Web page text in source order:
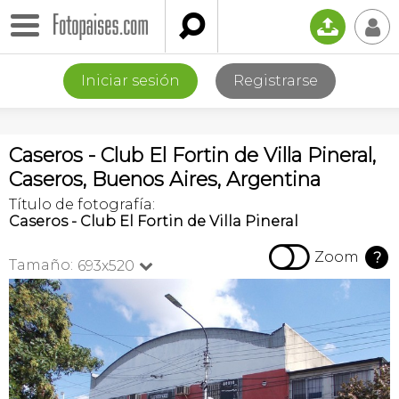
 📤 👤
Iniciar sesión Registrarse
Caseros - Club El Fortin de Villa Pineral,
Caseros, Buenos Aires, Argentina
Título de fotografía:
Caseros - Club El Fortin de Villa Pineral
Tamaño: 693x520   Zoom ?